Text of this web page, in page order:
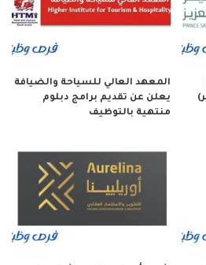
المعهد العالي للسياحة والضيافة
يعلن عن تقديم برامج دبلوم
منتهية بالتوظيف